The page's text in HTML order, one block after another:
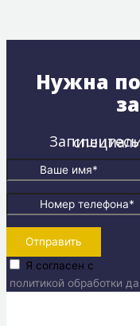
Нужна
Запишитесь на
Отправить
Я согласен с
политикой обработки